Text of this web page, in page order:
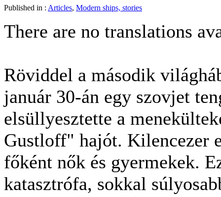
Published in : Articles, Modern ships, stories
There are no translations
Röviddel a második
január 30-án egy szovjet
elsüllyesztette a
Gustloff" hajót. Kilencezer
főként nők és gyermekek.
katasztrófa, sokkal